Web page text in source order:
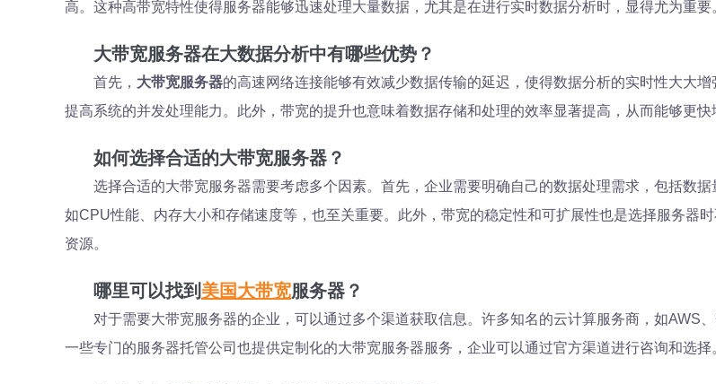
高。这种高带宽特性使得服务器能够迅速处理大量数据，尤其是在进行实时数据分析时，显得尤为重要
大带宽服务器在大数据分析中有哪些优势？
首先， 大带宽服务器的高速网络连接能够有效减少数据传输的延迟，使得数据分析的实时性大大
提高系统的并发处理能力。此外，带宽的提升也意味着数据存储和处理的效率显著提高，从而能够更快
如何选择合适的大带宽服务器？
选择合适的大带宽服务器需要考虑多个因素。首先，企业需要明确自己的数据处理需求，包括数
如CPU性能、内存大小和存储速度等，也至关重要。此外，带宽的稳定性和可扩展性也是选择服务器
资源。
哪里可以找到 美国大带宽服务器？
对于需要大带宽服务器的企业，可以通过多个渠道获取信息。许多知名的云计算服务商，如AWS
一些专门的服务器托管公司也提供定制化的大带宽服务器服务，企业可以通过官方渠道进行咨询和选择